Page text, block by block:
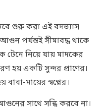
শুরু করা এই বদভ্যাস
পর্যন্তই সীমাবদ্ধ থাকে
টেনে নিয়ে যায় মাদকের
হয় একটি সুন্দর প্রাণের।
মায়ের স্বপ্নের।
সাথে সন্ধি করবে না।